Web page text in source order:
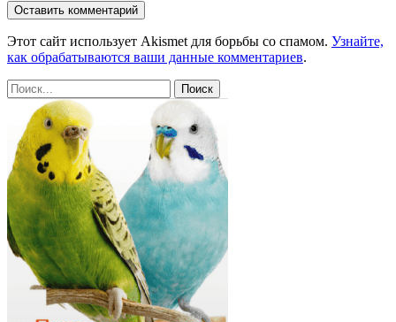
Этот сайт использует Akismet для борьбы со спамом. Узнайте,
как обрабатываются ваши данные комментариев.